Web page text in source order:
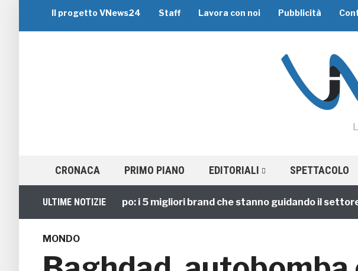
Il progetto VNews24 Staff Lavora con noi Pubblicità
CRONACA PRIMO PIANO EDITORIALI SPETTACOLO
ULTIME NOTIZIE
Viaggi di Gruppo: i 5 migliori brand che stanno guidando il settore
MONDO